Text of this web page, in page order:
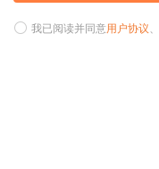
我已阅读并同意用户协议、